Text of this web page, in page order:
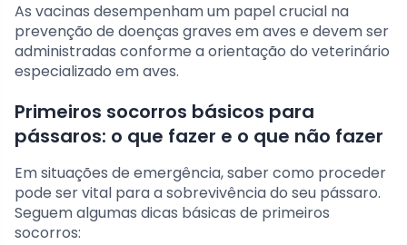
As vacinas desempenham um papel crucial na
prevenção de doenças graves em aves e devem ser
administradas conforme a orientação do veterinário
especializado em aves.
Primeiros socorros básicos para
pássaros: o que fazer e o que não fazer
Em situações de emergência, saber como proceder
pode ser vital para a sobrevivência do seu pássaro.
Seguem algumas dicas básicas de primeiros
socorros: